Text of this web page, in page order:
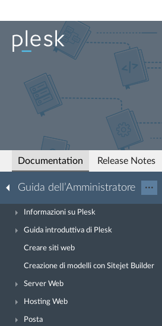
Documentation Release Notes
Guida dell’Amministratore ···
Informazioni su Plesk
Guida introduttiva di Plesk
Creare siti web
Creazione di modelli con Sitejet Builder
Server Web
Hosting Web
Posta